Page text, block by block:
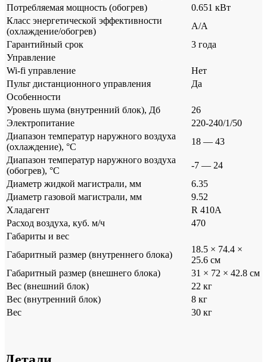
Потребляемая мощность (обогрев)
0.651 кВт
Класс энергетической эффективности
(охлаждение/обогрев)
A/A
Гарантийный срок
3 года
Управление
Wi-fi управление
Нет
Пульт дистанционного управления
Да
Особенности
Уровень шума (внутренний блок), Дб
26
Электропитание
220-240/1/50
Диапазон температур наружного воздуха
(охлаждение), °C
18 — 43
Диапазон температур наружного воздуха
(обогрев), °C
-7 — 24
Диаметр жидкой магистрали, мм
6.35
Диаметр газовой магистрали, мм
9.52
Хладагент
R 410A
Расход воздуха, куб. м/ч
470
Габариты и вес
Габаритный размер (внутреннего блока)
18.5 × 74.4 ×
25.6 см
Габаритный размер (внешнего блока)
31 × 72 × 42.8 см
Вес (внешний блок)
22 кг
Вес (внутренний блок)
8 кг
Вес
30 кг